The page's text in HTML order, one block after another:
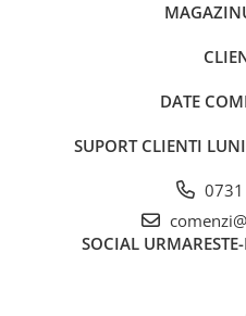
DATE
SUPORT CLIENTI
SOCIAL